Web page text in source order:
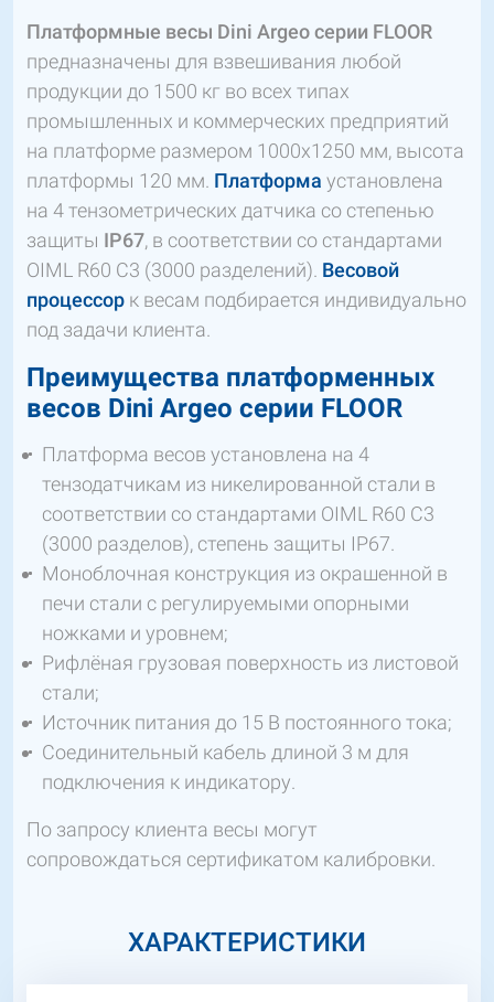
Платформные весы Dini Argeo серии FLOOR
предназначены для взвешивания любой
продукции до 1500 кг во всех типах
промышленных и коммерческих предприятий
на платформе размером 1000х1250 мм, высота
платформы 120 мм. Платформа установлена ​​
на 4 тензометрических датчика со степенью
защиты IP67, в соответствии со стандартами
OIML R60 C3 (3000 разделений). Весовой
процессор к весам подбирается индивидуально
под задачи клиента.
Преимущества платформенных
весов Dini Argeo серии FLOOR
Платформа весов установлена ​​на 4
тензодатчикам из никелированной стали в
соответствии со стандартами OIML R60 C3
(3000 разделов), степень защиты IP67.
Моноблочная конструкция из окрашенной в
печи стали с регулируемыми опорными
ножками и уровнем;
Рифлёная грузовая поверхность из листовой
стали;
Источник питания до 15 В постоянного тока;
Соединительный кабель длиной 3 м для
подключения к индикатору.
По запросу клиента весы могут
сопровождаться сертификатом калибровки.
ХАРАКТЕРИСТИКИ